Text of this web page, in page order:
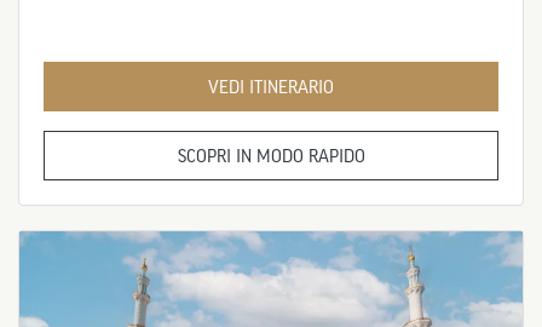
VEDI ITINERARIO
SCOPRI IN MODO RAPIDO